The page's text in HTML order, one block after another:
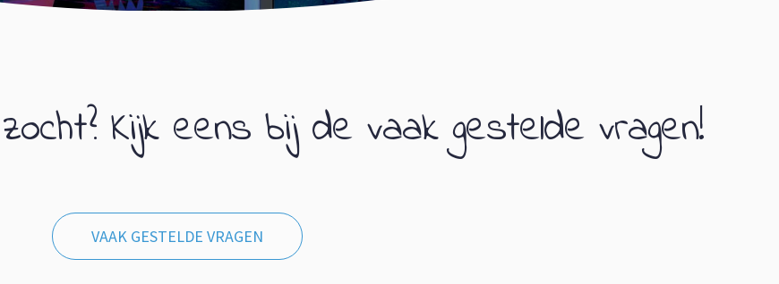
Kijk eens bij de vaak gestelde vragen!
VAAK GESTELDE VRAGEN